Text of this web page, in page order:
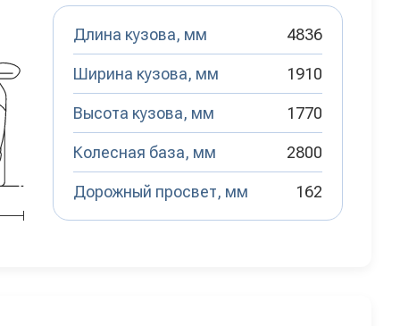
Длина кузова, мм 4836
Ширина кузова, мм 1910
Высота кузова, мм 1770
Колесная база, мм 2800
Дорожный просвет, мм 162